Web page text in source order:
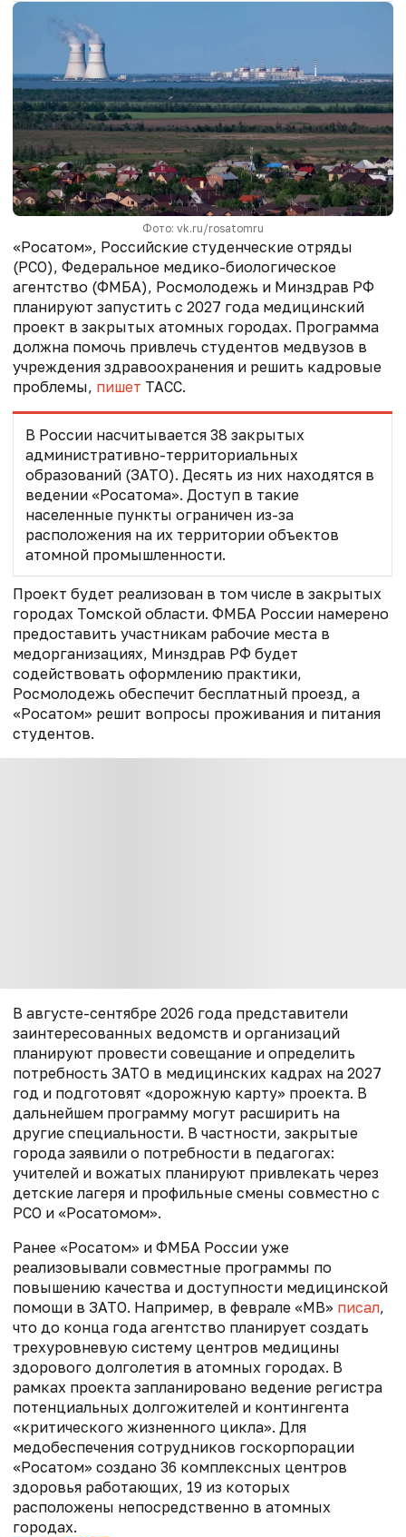
Фото: vk.ru/rosatomru
«Росатом», Российские студенческие отряды
(РСО), Федеральное медико-биологическое
агентство (ФМБА), Росмолодежь и Минздрав РФ
планируют запустить с 2027 года медицинский
проект в закрытых атомных городах. Программа
должна помочь привлечь студентов медвузов в
учреждения здравоохранения и решить кадровые
проблемы, пишет ТАСС.
В России насчитывается 38 закрытых
административно-территориальных
образований (ЗАТО). Десять из них находятся в
ведении «Росатома». Доступ в такие
населенные пункты ограничен из-за
расположения на их территории объектов
атомной промышленности.
Проект будет реализован в том числе в закрытых
городах Томской области. ФМБА России намерено
предоставить участникам рабочие места в
медорганизациях, Минздрав РФ будет
содействовать оформлению практики,
Росмолодежь обеспечит бесплатный проезд, а
«Росатом» решит вопросы проживания и питания
студентов.
В августе-сентябре 2026 года представители
заинтересованных ведомств и организаций
планируют провести совещание и определить
потребность ЗАТО в медицинских кадрах на 2027
год и подготовят «дорожную карту» проекта. В
дальнейшем программу могут расширить на
другие специальности. В частности, закрытые
города заявили о потребности в педагогах:
учителей и вожатых планируют привлекать через
детские лагеря и профильные смены совместно с
РСО и «Росатомом».
Ранее «Росатом» и ФМБА России уже
реализовывали совместные программы по
повышению качества и доступности медицинской
помощи в ЗАТО. Например, в феврале «МВ» писал,
что до конца года агентство планирует создать
трехуровневую систему центров медицины
здорового долголетия в атомных городах. В
рамках проекта запланировано ведение регистра
потенциальных долгожителей и контингента
«критического жизненного цикла». Для
медобеспечения сотрудников госкорпорации
«Росатом» создано 36 комплексных центров
здоровья работающих, 19 из которых
расположены непосредственно в атомных
городах.